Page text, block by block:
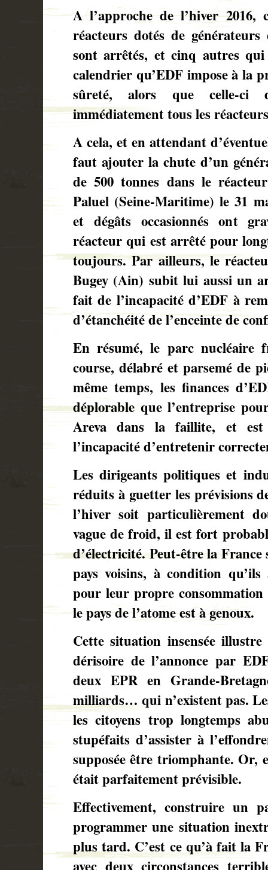
A l’approche de l’hiver 2016,
réacteurs dotés de
sont arrêtés, et cinq autres
calendrier qu’EDF impose à la
sûreté, alors que celle-ci
immédiatement tous les
A cela, et en attendant
faut ajouter la chute d’un
de 500 tonnes dans le
Paluel (Seine-Maritime) le 31
et dégâts occasionnés ont
réacteur qui est arrêté pour
toujours. Par ailleurs, le
Bugey (Ain) subit lui aussi un
fait de l’incapacité d’EDF à
d’étanchéité de l’enceinte de
En résumé, le parc nucléaire
course, délabré et parsemé de
même temps, les finances
déplorable que l’entreprise
Areva dans la faillite, et
l’incapacité d’entretenir
Les dirigeants politiques et
réduits à guetter les prévisions
l’hiver soit particulièrement
vague de froid, il est fort
d’électricité. Peut-être la France
pays voisins, à condition qu’ils
pour leur propre
le pays de l’atome est à genoux.
Cette situation insensée
dérisoire de l’annonce par
deux EPR en Grande-
milliards… qui n’existent pas.
les citoyens trop longtemps
stupéfaits d’assister à
supposée être triomphante. Or,
était parfaitement prévisible.
Effectivement, construire un
programmer une situation
plus tard. C’est ce qu’à fait la